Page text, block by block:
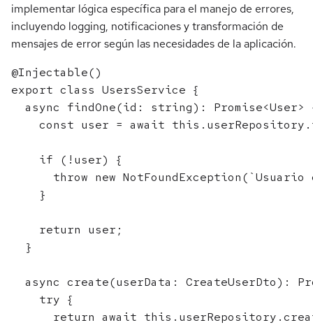
implementar lógica específica para el manejo de errores,
incluyendo logging, notificaciones y transformación de
mensajes de error según las necesidades de la aplicación.
@Injectable()
export class UsersService {
async findOne(id: string): Promise<User>
const user = await
    if (!user) {
throw new NotFoundException(`Usuario
    }
    return user;
  }
async create(userData: CreateUserDto):
    try {
return await